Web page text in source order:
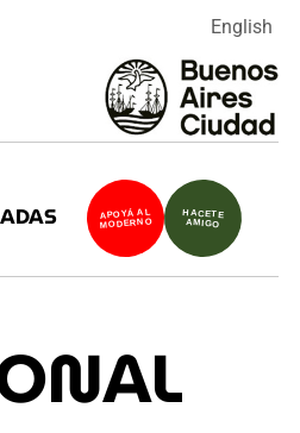
English
APOYÁ AL
MODERNO
HACETE
AMIGO